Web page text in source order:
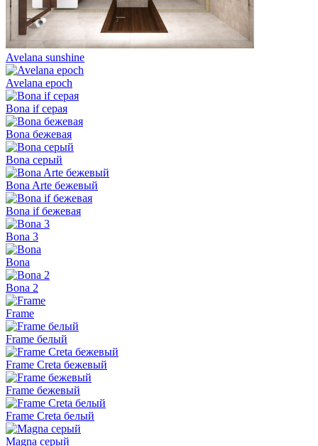
Avelana sunshine
Avelana epoch
Bona if серая
Bona бежевая
Bona серый
Bona Arte бежевый
Bona if бежевая
Bona 3
Bona
Bona 2
Frame
Frame белый
Frame Creta бежевый
Frame бежевый
Frame Creta белый
Magna серый